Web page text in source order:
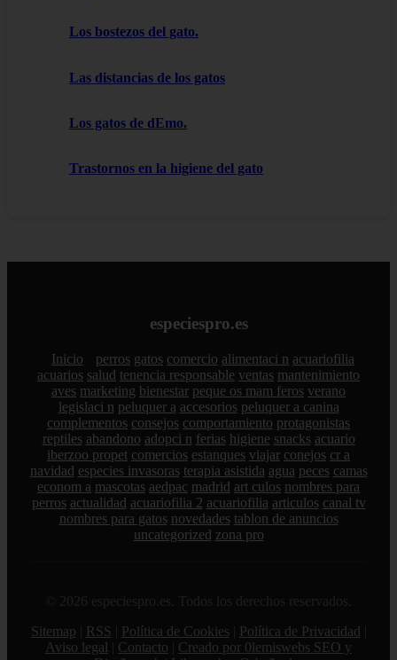
Los bostezos del gato.
Las distancias de los gatos
Los gatos de dEmo.
Trastornos en la higiene del gato
especiespro.es
Inicio perros gatos comercio alimentaci n acuariofilia
acuarios salud tenencia responsable ventas mantenimiento
aves marketing bienestar peque os mam feros verano
legislaci n peluquer a accesorios peluquer a canina
complementos consejos comportamiento protagonistas
reptiles abandono adopci n ferias higiene snacks acuario
iberzoo propet comercios estanques viajar conejos cr a
navidad especies invasoras terapia asistida agua peces camas
econom a mascotas aedpac madrid art culos nombres para
perros actualidad acuariofilia 2 acuariofilia articulos canal tv
nombres para gatos novedades tablon de anuncios
uncategorized zona pro
© 2026 especiespro.es. Todos los derechos reservados.
Sitemap
RSS Política de Cookies Política de Privacidad
Aviso legal
Contacto
Creado por 0lemiswebs SEO y